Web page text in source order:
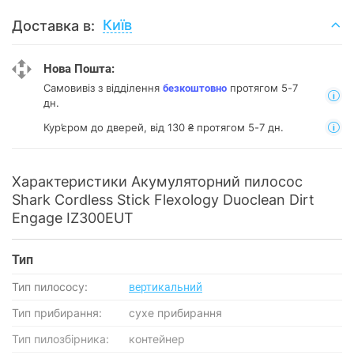
Доставка в: Київ
Нова Пошта:
Самовивіз з відділення безкоштовно протягом 5-7
дн.
Кур’єром до дверей, від 130 ₴ протягом 5-7 дн.
Характеристики Акумуляторний пилосос
Shark Cordless Stick Flexology Duoclean Dirt
Engage IZ300EUT
Тип
Тип пилососу: вертикальний
Тип прибирання:
сухе прибирання
Тип пилозбірника:
контейнер